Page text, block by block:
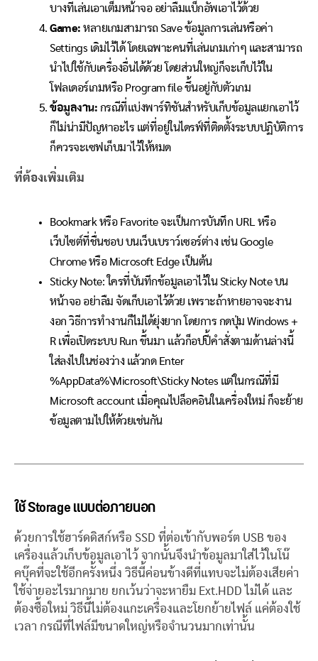
บางทีเล่นเอาเต็มหน้าจอ อย่าลืมแบ็กอัพเอาไว้ด้วย
Game: หลายเกมสามารถ Save ข้อมูลการเล่นหรือค่า
Settings เดิมไว้ได้ โดยเฉพาะคนที่เล่นเกมเก่าๆ และสามารถ
นำไปใช้กับเครื่องอื่นได้ด้วย โดยส่วนใหญ่ก็จะเก็บไว้ใน
โฟลเดอร์เกมหรือ Program file ขึ้นอยู่กับตัวเกม
ข้อมูลงาน: กรณีที่แบ่งพาร์ทิชันสำหรับเก็บข้อมูลแยกเอาไว้
ก็ไม่น่ามีปัญหาอะไร แต่ที่อยู่ในไดรฟ์ที่ติดตั้งระบบปฏิบัติการ
ก็ควรจะเซฟเก็บมาไว้ให้หมด
ที่ต้องเพิ่มเติม
Bookmark หรือ Favorite จะเป็นการบันทึก URL หรือ
เว็บไซต์ที่ชื่นชอบ บนเว็บเบราว์เซอร์ต่าง เช่น Google
Chrome หรือ Microsoft Edge เป็นต้น
Sticky Note: ใครที่บันทึกข้อมูลเอาไว้ใน Sticky Note บน
หน้าจอ อย่าลืม จัดเก็บเอาไว้ด้วย เพราะถ้าหายอาจจะงาน
งอก วิธีการทำงานก็ไม่ได้ยุ่งยาก โดยการ กดปุ่ม Windows +
R เพื่อเปิดระบบ Run ขึ้นมา แล้วก็อปปี้คำสั่งตามด้านล่างนี้
ใส่ลงไปในช่องว่าง แล้วกด Enter
%AppData%\Microsoft\Sticky Notes แต่ในกรณีที่มี
Microsoft account เมื่อคุณไปล็อคอินในเครื่องใหม่ ก็จะย้าย
ข้อมูลตามไปให้ด้วยเช่นกัน
ใช้ Storage แบบต่อภายนอก
ด้วยการใช้ฮาร์ดดิสก์หรือ SSD ที่ต่อเข้ากับพอร์ต USB ของ
เครื่องแล้วเก็บข้อมูลเอาไว้ จากนั้นจึงนำข้อมูลมาใส่ไว้ในโน๊
คบุ๊คที่จะใช้อีกครั้งหนึ่ง วิธีนี้ค่อนข้างดีที่แทบจะไม่ต้องเสียค่า
ใช้จ่ายอะไรมากมาย ยกเว้นว่าจะหายืม Ext.HDD ไม่ได้ และ
ต้องซื้อใหม่ วิธีนี้ไม่ต้องแกะเครื่องและโยกย้ายไฟล์ แค่ต้องใช้
เวลา กรณีที่ไฟล์มีขนาดใหญ่หรือจำนวนมากเท่านั้น